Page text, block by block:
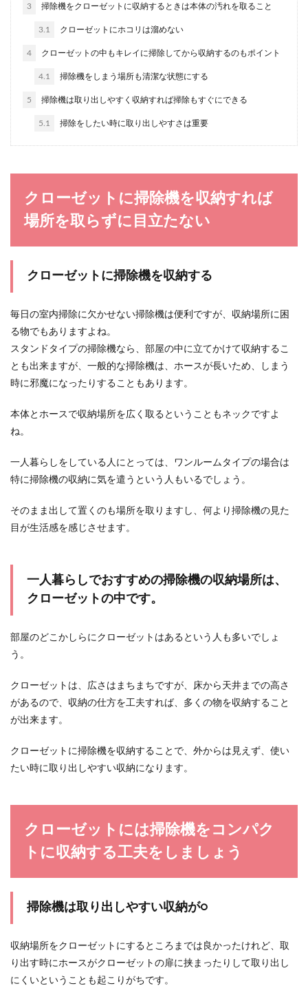
のではないで...
ユニットバスの詰まりの原因と直し
方、注意点を解説
ユニットバスが詰まり水が流れない時、詰まりの
直し方を知っておくことは大切です。 詰まりの原
小さい虫を発見！茶色の虫の正体はシ
バンムシ・駆除と予防方法
ネットに多くの時間を使う生活をやめ
あなたは、一日のうちにどのくらいの時間スマホ
を手にしていますか？年代によっても違いはある
は、つい捨てることができずに残してしまってい
ませんか？ ...
生涯独身でいるための覚悟とメリット
やデメリット・必要な準備
仕事が好きでバリバリと働き、それなりに収入を
仕事を探しているけど、自分にあった仕事が見つ
開店祝いのお花の持ち帰りたいときは
ていることがあります。 そのキレイなお花を持ち
男性が苦手な女性に共通する特徴や原
3 掃除機をクローゼットに収納するときは本体の汚れを取ること
3.1 クローゼットにホコリは溜めない
4 クローゼットの中もキレイに掃除してから収納するのもポイント
4.1 掃除機をしまう場所も清潔な状態にする
5 掃除機は取り出しやすく収納すれば掃除もすぐにできる
5.1 掃除をしたい時に取り出しやすさは重要
クローゼットに掃除機を収納すれば
場所を取らずに目立たない
クローゼットに掃除機を収納する
毎日の室内掃除に欠かせない掃除機は便利ですが、収納場所に困
る物でもありますよね。
スタンドタイプの掃除機なら、部屋の中に立てかけて収納するこ
とも出来ますが、一般的な掃除機は、ホースが長いため、しまう
時に邪魔になったりすることもあります。
本体とホースで収納場所を広く取るということもネックですよ
ね。
一人暮らしをしている人にとっては、ワンルームタイプの場合は
特に掃除機の収納に気を遣うという人もいるでしょう。
そのまま出して置くのも場所を取りますし、何より掃除機の見た
目が生活感を感じさせます。
一人暮らしでおすすめの掃除機の収納場所は、
クローゼットの中です。
部屋のどこかしらにクローゼットはあるという人も多いでしょ
う。
クローゼットは、広さはまちまちですが、床から天井までの高さ
があるので、収納の仕方を工夫すれば、多くの物を収納すること
が出来ます。
クローゼットに掃除機を収納することで、外からは見えず、使い
たい時に取り出しやすい収納になります。
クローゼットには掃除機をコンパク
トに収納する工夫をしましょう
掃除機は取り出しやすい収納が○
収納場所をクローゼットにするところまでは良かったけれど、取
り出す時にホースがクローゼットの扉に挟まったりして取り出し
にくいということも起こりがちです。